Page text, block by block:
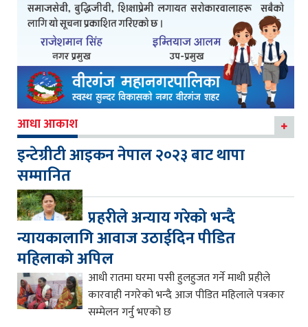
आधा आकाश
इन्टेग्रीटी आइकन नेपाल २०२३ बाट थापा
सम्मानित
प्रहरीले अन्याय गरेको भन्दै
न्यायकालागि आवाज उठाईदिन पीडित
महिलाको अपिल
आधी रातमा घरमा पसी हुलहुजत गर्ने माथी प्रहीले
कारवाही नगरेको भन्दै आज पीडित महिलाले पत्रकार
सम्मेलन गर्नु भएको छ